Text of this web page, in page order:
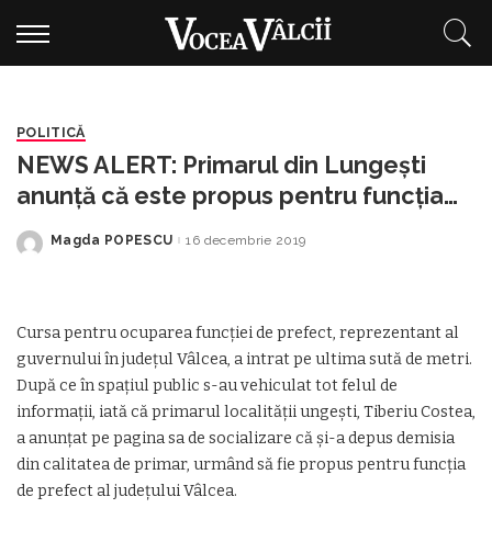
POLITICĂ
NEWS ALERT: Primarul din Lungești
anunță că este propus pentru funcția
de prefect de Vâlcea! El și-a dat
demisia din cea de primar
Posted
Magda POPESCU 16 decembrie 2019
Cursa pentru ocuparea funcției de prefect, reprezentant al
guvernului în județul Vâlcea, a intrat pe ultima sută de metri.
După ce în spațiul public s-au vehiculat tot felul de
informații, iată că primarul localității ungești, Tiberiu Costea,
a anunțat pe pagina sa de socializare că și-a depus demisia
din calitatea de primar, urmând să fie propus pentru funcția
de prefect al județului Vâlcea.